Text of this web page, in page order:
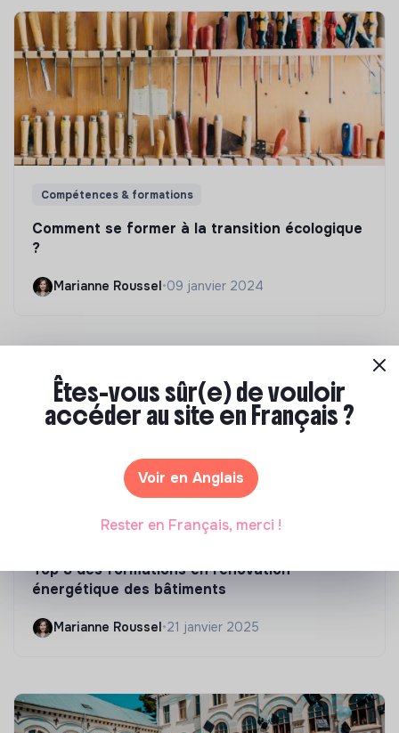
Compétences & formations
Comment se former à la transition écologique
?
Marianne Roussel •09 janvier 2024
Top 8 des formations en rénovation
énergétique des bâtiments
Marianne Roussel•21 janvier 2025
Êtes-vous sûr(e) de vouloir
accéder au site en Français ?
Voir en Anglais
Rester en Français, merci !